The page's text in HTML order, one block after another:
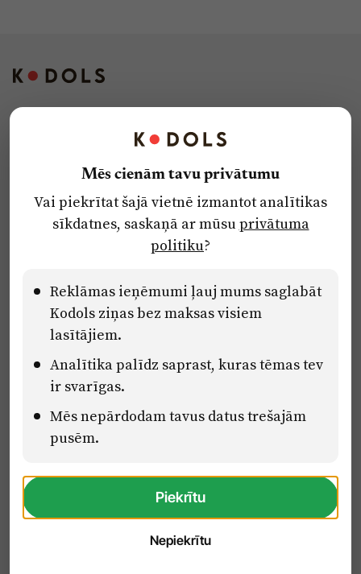
Privātuma politika
Ētikas kodekss
Pārredzamības paziņojumi
Eiropas Savienības Atveseļošanas un noturības mehānisma plāna
2.2. reformu un investīciju virziena “Uzņēmumu digitālā
transformācija un inovācijas” 2.2.1.5.i. investīcijas “Mediju nozares
uzņēmumu digitālās transformācijas veicināšana” pasākuma
“Mācības mediju nozares speciālistu digitālās kompetences un
zināšanu pilnveidošanai” projektā Latvijas Mediju nozares
kompetenču centrs (2.2.1.5.i.0/2/24/A/CFLA/001).
Mēs cienām tavu privātumu
Vai piekrītat šajā vietnē izmantot analītikas
sīkdatnes, saskaņā ar mūsuprivātuma
politiku?
Reklāmas ieņēmumi ļauj mums saglabāt
Kodols ziņas bez maksas visiem
lasītājiem.
Analītika palīdz saprast, kuras tēmas tev
ir svarīgas.
Mēs nepārdodam tavus datus trešajām
pusēm.
Piekrītu
Nepiekrītu